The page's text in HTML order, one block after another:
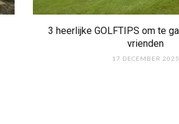
3 heerlijke GOLFTIPS om te
vrienden
17 DECEMBER 2025